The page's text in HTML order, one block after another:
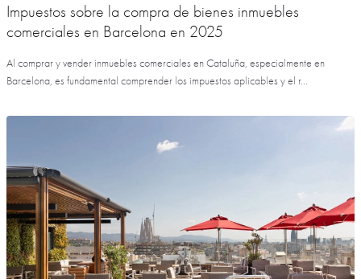
Impuestos sobre la compra de bienes inmuebles
comerciales en Barcelona en 2025
Al comprar y vender inmuebles comerciales en Cataluña, especialmente en
Barcelona, es fundamental comprender los impuestos aplicables y el r...